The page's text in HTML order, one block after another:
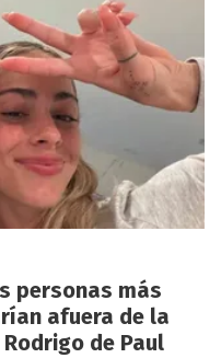
personas más
afuera de la
de Paul